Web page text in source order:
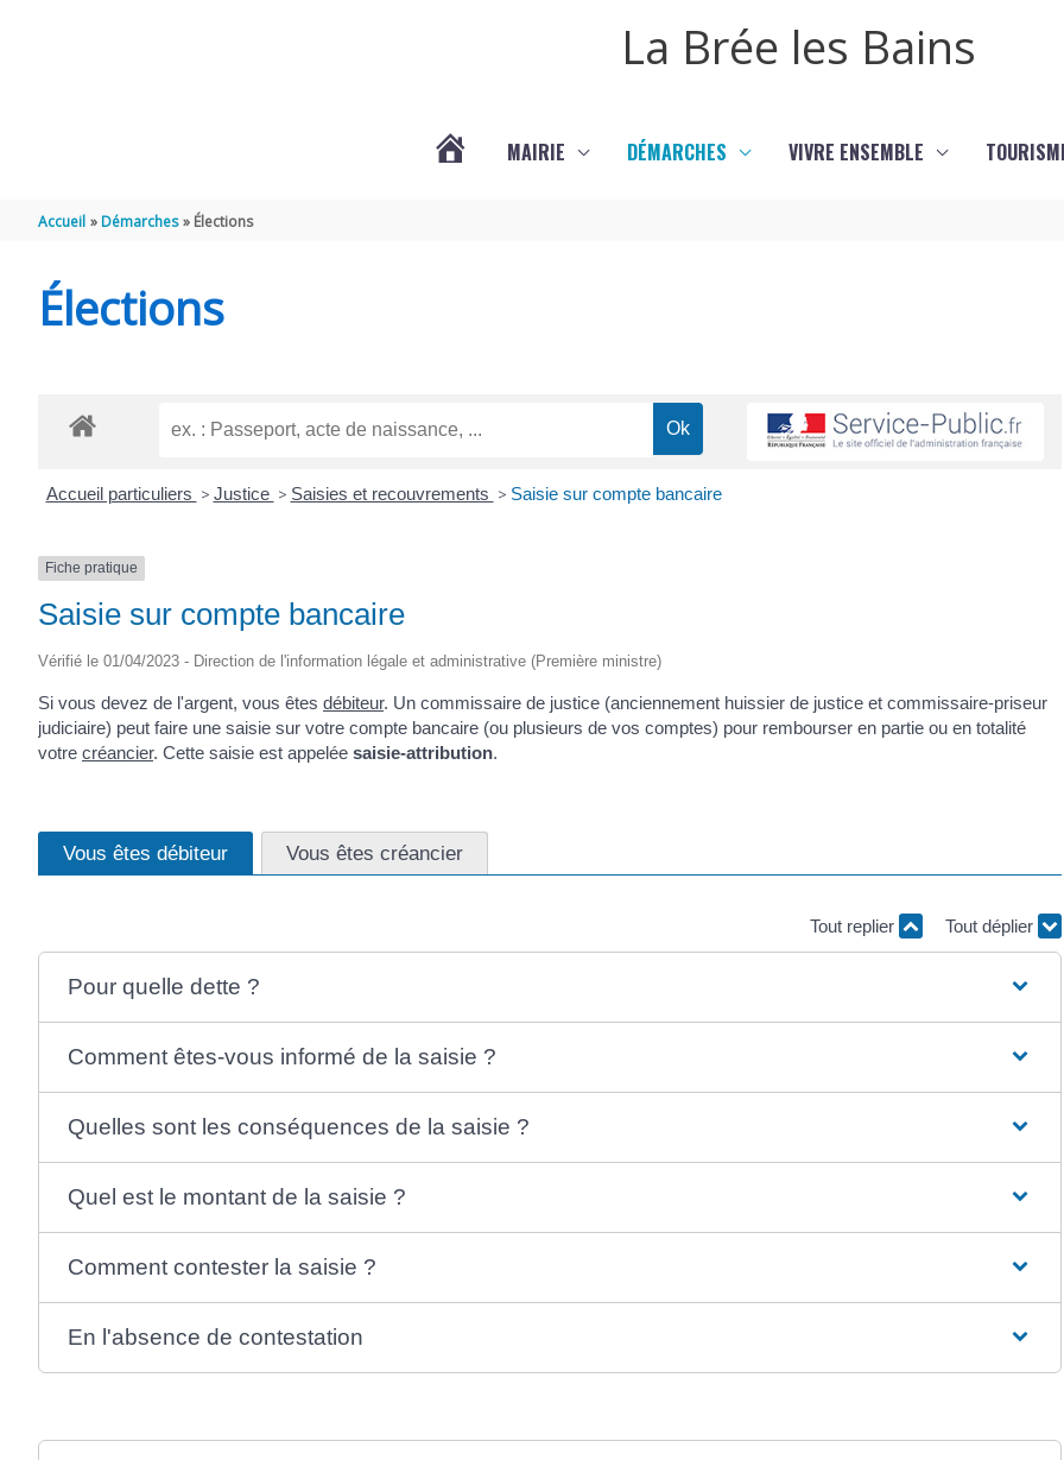
La Brée les Bains
MAIRIE DÉMARCHES VIVRE ENSEMBLE
Accueil Démarches Élections
Élections
Accueil particuliers > Justice > Saisies et recouvrements > Saisie sur compte bancaire
Fiche pratique
Saisie sur compte bancaire
Vérifié le 01/04/2023 - Direction de l'information légale et administrative (Première ministre)
Si vous devez de l'argent, vous êtes débiteur. Un commissaire de justice (anciennement huissier de justice et commissaire-priseur
judiciaire) peut faire une saisie sur votre compte bancaire (ou plusieurs de vos comptes) pour rembourser en partie ou en totalité
votre créancier. Cette saisie est appelée saisie-attribution.
Vous êtes débiteur Vous êtes créancier
Tout replier Tout déplier
Pour quelle dette ?
Comment êtes-vous informé de la saisie ?
Quelles sont les conséquences de la saisie ?
Quel est le montant de la saisie ?
Comment contester la saisie ?
En l'absence de contestation